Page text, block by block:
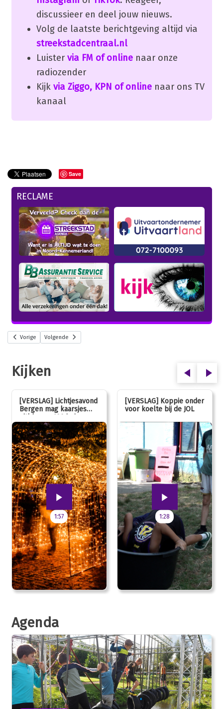
discussieer en deel jouw nieuws.
Volg de laatste berichtgeving altijd via
streekstadcentraal.nl
Luister via FM of onlinenaar onze
radiozender
Kijk via Ziggo, KPN of onlinenaar ons TV
kanaal
Save
RECLAME
Vorige Volgende
Kijken
[VERSLAG] Lichtjesavond
Bergen mag kaarsjes
uitblazen: 100 jarig
jubileum!
1:57
[VERSLAG] Koppie onder
voor koelte bij de JOL
1:28
Agenda